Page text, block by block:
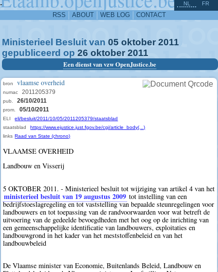
-
RSS ABOUT WEB LOG CONTACT
NL FR
Ministerieel Besluit van 05 oktober 2011
gepubliceerd op 26 oktober 2011
Een dienst van vzw OpenJustice.be
bron vlaamse overheid
numac 2011205379
pub. 26/10/2011
prom. 05/10/2011
ELI
eli/besluit/2011/10/05/2011205379/staatsblad
staatsblad
https://www.ejustice.just.fgov.be/cgi/article_body(...)
links Raad van State (chrono)
VLAAMSE OVERHEID
Landbouw en Visserij
5 OKTOBER 2011. - Ministerieel besluit tot wijziging van artikel 4 van het
ministerieel besluit van 19 augustus 2009 tot instelling van een
bedrijfstoeslagregeling en tot vaststelling van bepaalde steunregelingen voor
landbouwers en tot toepassing van de randvoorwaarden voor wat betreft de
uitvoering van de gedeelde bevoegdheden met het oog op de inrichting van
een gemeenschappelijke identificatie van landbouwers, exploitaties en
landbouwgrond in het kader van het meststoffenbeleid en van het
landbouwbeleid
De Vlaamse minister van Economie, Buitenlands Beleid, Landbouw en
^